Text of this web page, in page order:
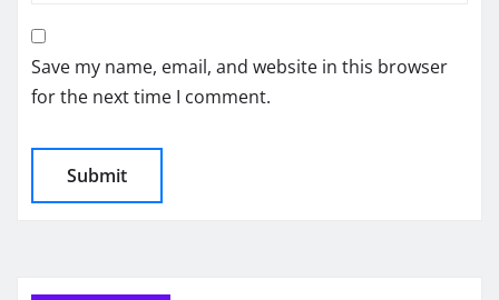
Save my name, email, and website in this browser
for the next time I comment.